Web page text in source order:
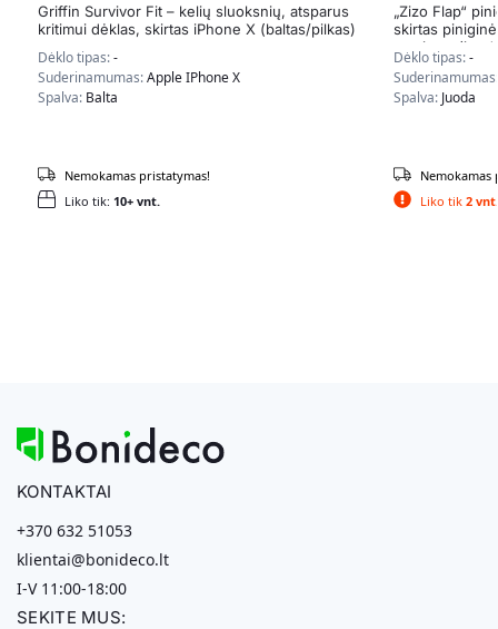
Griffin Survivor Fit – kelių sluoksnių, atsparus
kritimui dėklas, skirtas iPhone X (baltas/pilkas)
Dėklo tipas:-
Suderinamumas:Apple IPhone X
Spalva: Balta
Liko tik: 10+ vnt.
Nemokamas pristatymas!
„Zizo Flap“
skirtas
stovimas
Dėklo tipas:-
Spalva: Juoda
Liko tik 2 vnt.
Nemokamas
KONTAKTAI
+370 632 51053
klientai@bonideco.lt
I-V 11:00-18:00
SEKITE MUS: